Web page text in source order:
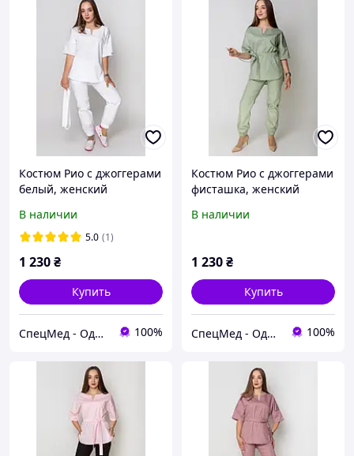
Костюм Рио с джоггерами
белый, женский
коттон
В наличии
5.0 (1)
1 230₴
Купить
СпецМед - Одежда профессионалов 100%
Костюм Рио с джоггерами
фисташка, женский
коттон
В наличии
1 230₴
Купить
СпецМед - Одежда профессионалов 100%